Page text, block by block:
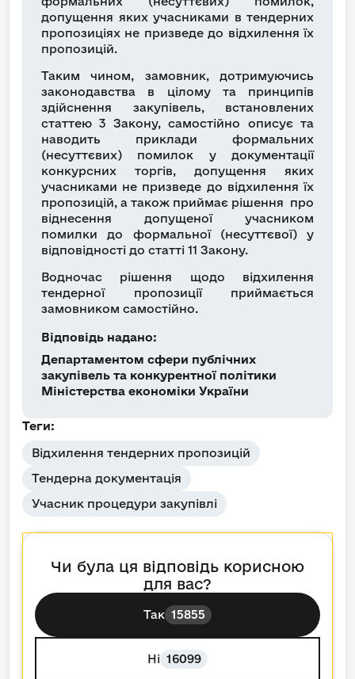
допущення яких учасниками в тендерних
пропозиціях не призведе до відхилення їх
пропозицій.
Таким чином, замовник, дотримуючись
законодавства в цілому та принципів
здійснення закупівель, встановлених
статтею 3 Закону, самостійно описує та
наводить приклади формальних
(несуттєвих) помилок у документації
конкурсних торгів, допущення яких
учасниками не призведе до відхилення їх
пропозицій, а також приймає рішення про
віднесення допущеної учасником
помилки до формальної (несуттєвої) у
відповідності до статті 11 Закону.
Водночас рішення щодо відхилення
тендерної пропозиції приймається
замовником самостійно.
Відповідь надано:
Департаментом сфери публічних
закупівель та конкурентної політики
Міністерства економіки України
Теги:
Відхилення тендерних пропозицій
Тендерна документація
Учасник процедури закупівлі
Чи була ця відповідь корисною
для вас?
Так 15855
Ні 16099